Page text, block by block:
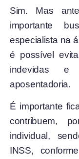
Sim. Mas
importante
especialista na
é possível
indevidas
aposentadoria.
É importante
contribuem,
individual,
INSS,